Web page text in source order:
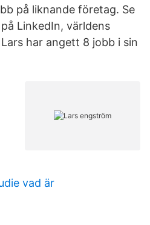
på liknande företag. Se
LinkedIn, världens
har angett 8 jobb i sin
vad är